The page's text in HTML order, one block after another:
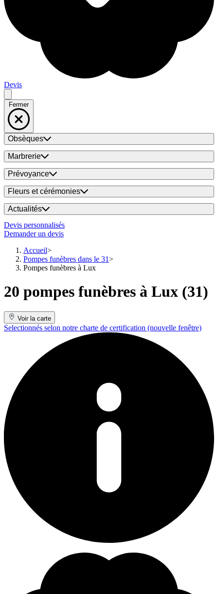
Devis
Fermer
Obsèques
Marbrerie
Prévoyance
Fleurs et cérémonies
Actualités
Devis personnalisés
Demander un devis
Accueil
Pompes funèbres dans le 31
Pompes funèbres à Lux
20 pompes funèbres à Lux (31)
Voir la carte
Selectionnés selon notre charte de certification (nouvelle fenêtre)